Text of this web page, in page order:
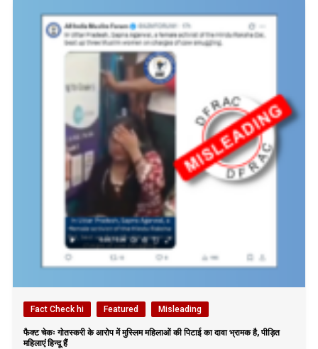
Fact Check hi Featured Misleading
फैक्ट चेकः गोतस्करी के आरोप में मुस्लिम महिलाओं की पिटाई का दावा भ्रामक है, पीड़ित
महिलाएं हिन्दू हैं